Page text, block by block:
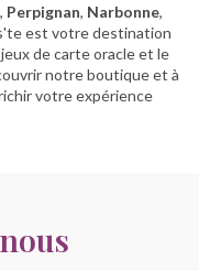
, Perpignan, Narbonne,
est votre destination
de carte oracle et le
notre boutique et à
votre expérience